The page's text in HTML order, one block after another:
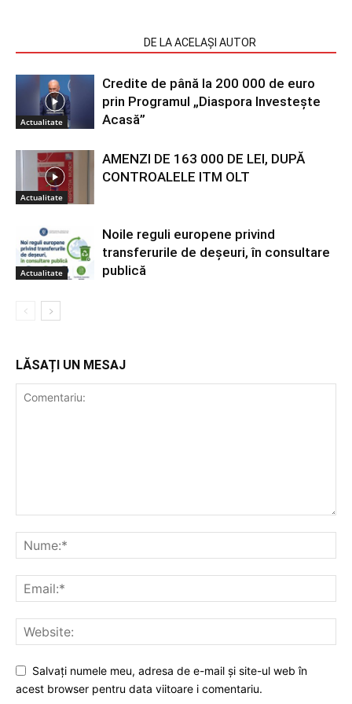
DE LA ACELAȘI AUTOR
Actualitate
Credite de până la 200 000 de euro
prin Programul „Diaspora Investește
Acasă”
Actualitate
AMENZI DE 163 000 DE LEI, DUPĂ
CONTROALELE ITM OLT
Actualitate
Noile reguli europene privind
transferurile de deșeuri, în consultare
publică
LĂSAȚI UN MESAJ
Salvați numele meu, adresa de e-mail și site-ul web în
acest browser pentru data viitoare i comentariu.